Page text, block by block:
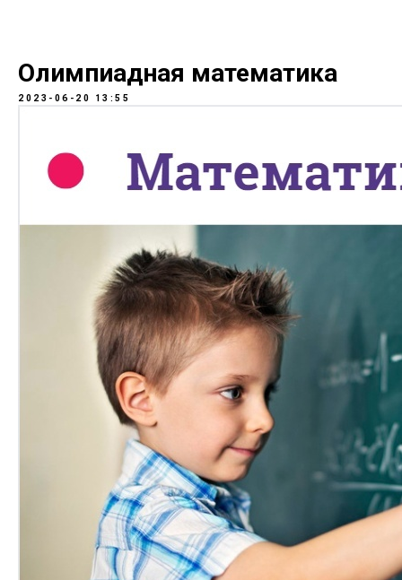
Олимпиадная математика
2023-06-20 13:55